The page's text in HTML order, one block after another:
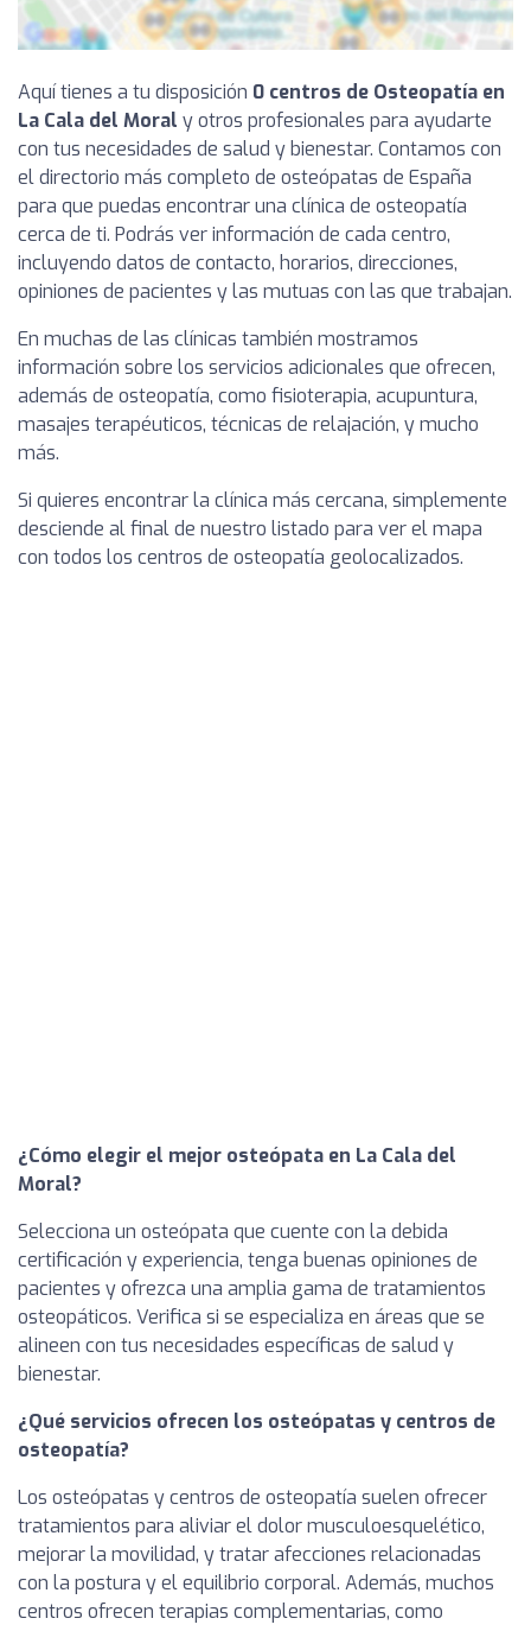
Aquí tienes a tu disposición 0 centros de Osteopatía en
La Cala del Moral y otros profesionales para ayudarte
con tus necesidades de salud y bienestar. Contamos con
el directorio más completo de osteópatas de España
para que puedas encontrar una clínica de osteopatía
cerca de ti. Podrás ver información de cada centro,
incluyendo datos de contacto, horarios, direcciones,
opiniones de pacientes y las mutuas con las que trabajan.
En muchas de las clínicas también mostramos
información sobre los servicios adicionales que ofrecen,
además de osteopatía, como fisioterapia, acupuntura,
masajes terapéuticos, técnicas de relajación, y mucho
más.
Si quieres encontrar la clínica más cercana, simplemente
desciende al final de nuestro listado para ver el mapa
con todos los centros de osteopatía geolocalizados.
¿Cómo elegir el mejor osteópata en La Cala del
Moral?
Selecciona un osteópata que cuente con la debida
certificación y experiencia, tenga buenas opiniones de
pacientes y ofrezca una amplia gama de tratamientos
osteopáticos. Verifica si se especializa en áreas que se
alineen con tus necesidades específicas de salud y
bienestar.
¿Qué servicios ofrecen los osteópatas y centros de
osteopatía?
Los osteópatas y centros de osteopatía suelen ofrecer
tratamientos para aliviar el dolor musculoesquelético,
mejorar la movilidad, y tratar afecciones relacionadas
con la postura y el equilibrio corporal. Además, muchos
centros ofrecen terapias complementarias, como